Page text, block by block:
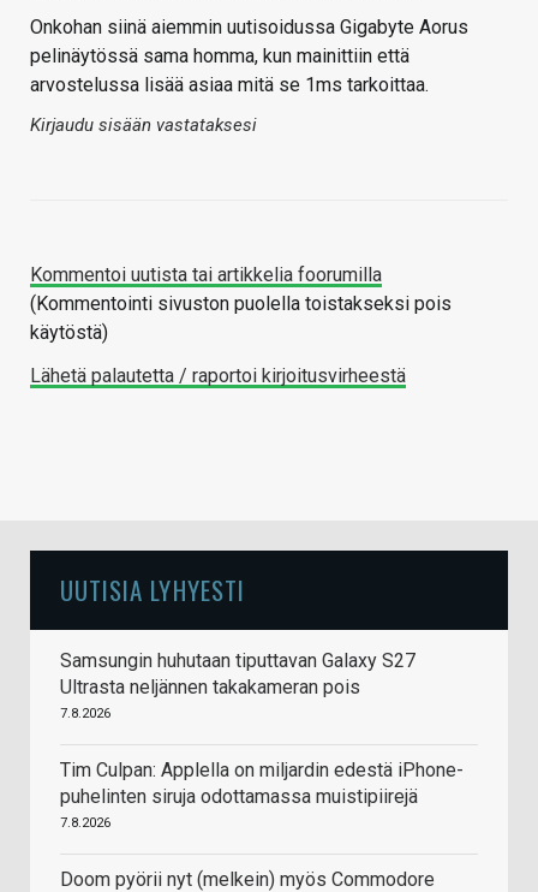
Onkohan siinä aiemmin uutisoidussa Gigabyte Aorus
pelinäytössä sama homma, kun mainittiin että
arvostelussa lisää asiaa mitä se 1ms tarkoittaa.
Kirjaudu sisään vastataksesi
Kommentoi uutista tai artikkelia foorumilla
(Kommentointi sivuston puolella toistakseksi pois
käytöstä)
Lähetä palautetta / raportoi kirjoitusvirheestä
UUTISIA LYHYESTI
Samsungin huhutaan tiputtavan Galaxy S27
Ultrasta neljännen takakameran pois
7.8.2026
Tim Culpan: Applella on miljardin edestä iPhone-
puhelinten siruja odottamassa muistipiirejä
7.8.2026
Doom pyörii nyt (melkein) myös Commodore